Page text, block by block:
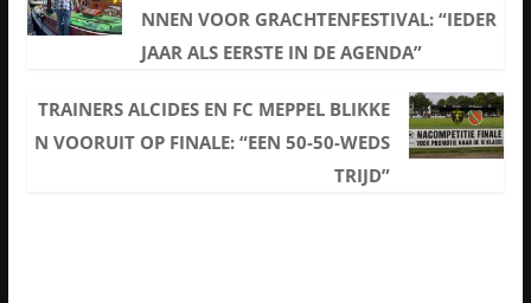
NNEN VOOR GRACHTENFESTIVAL: “IEDER
JAAR ALS EERSTE IN DE AGENDA”
TRAINERS ALCIDES EN FC MEPPEL BLIKKE
N VOORUIT OP FINALE: “EEN 50-50-WEDS
TRIJD”